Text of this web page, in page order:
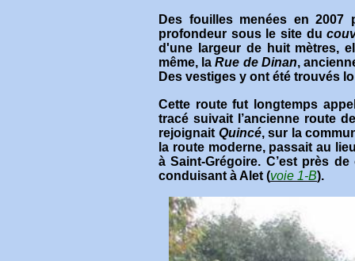
Des fouilles menées en
profondeur sous le site du
d'une largeur de huit mètres,
même, laRue de Dinan,
Des vestiges y ont été trouvés
Cette route fut longtemps
tracé suivait l’ancienne route
rejoignait Quincé, sur la
la route moderne, passait au
à Saint-Grégoire. C’est près
conduisant à Alet (voie 1-B).